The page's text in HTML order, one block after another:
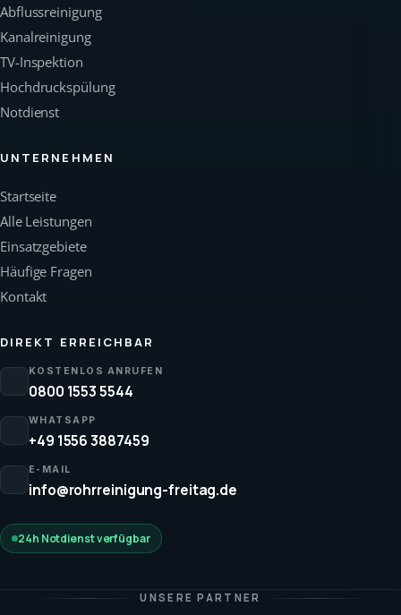
Abflussreinigung
Kanalreinigung
TV-Inspektion
Hochdruckspülung
Notdienst
UNTERNEHMEN
Startseite
Alle Leistungen
Einsatzgebiete
Häufige Fragen
Kontakt
DIREKT ERREICHBAR
KOSTENLOS ANRUFEN
0800 1553 5544
WHATSAPP
+49 1556 3887459
E-MAIL
info@rohrreinigung-freitag.de
24h Notdienst verfügbar
UNSERE PARTNER